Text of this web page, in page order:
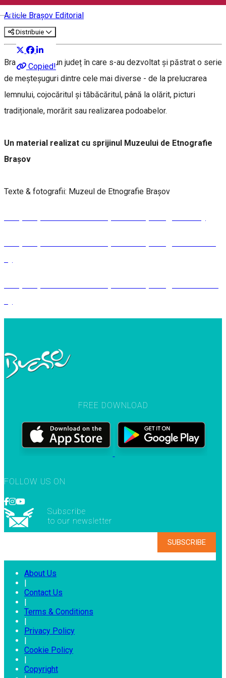
English
Article Brașov Editorial
Distribuie
Copied!
Brașovul este un județ în care s-au dezvoltat și păstrat o serie
de meșteșuguri dintre cele mai diverse - de la prelucrarea
lemnului, cojocăritul și tăbăcăritul, până la olărit, picturi
tradiționale, morărit sau realizarea podoabelor.
Un material realizat cu sprijinul Muzeului de Etnografie
Brașov
Texte & fotografii: Muzeul de Etnografie Brașov
FREE DOWNLOAD
FOLLOW US ON
Subscribe
to our newsletter
About Us
|
Contact Us
|
Terms & Conditions
|
Privacy Policy
|
Cookie Policy
|
Copyright